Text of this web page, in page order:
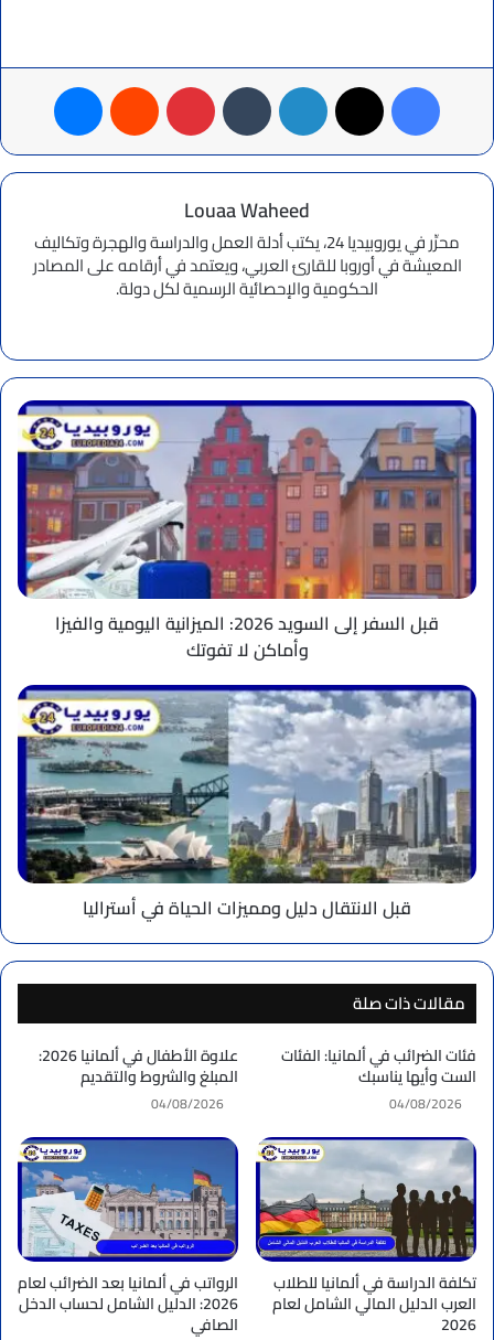
فيسبوك لينكدإن بينتيريست ماسنجر
Louaa Waheed
محرِّر في يوروبيديا 24، يكتب أدلة العمل والدراسة والهجرة وتكاليف
المعيشة في أوروبا للقارئ العربي، ويعتمد في أرقامه على المصادر
الحكومية والإحصائية الرسمية لكل دولة.
قبل
السفر
إلى
السويد
2026:
الميزانية
اليومية
والفيزا
وأماكن
قبل السفر إلى السويد 2026: الميزانية اليومية والفيزا
وأماكن لا تفوتك
قبل
الانتقال
دليل
ومميزات
الحياة
في
أستراليا
قبل الانتقال دليل ومميزات الحياة في أستراليا
مقالات ذات صلة
فئات الضرائب في ألمانيا: الفئات
الست وأيها يناسبك
04/08/2026
علاوة الأطفال في ألمانيا 2026:
المبلغ والشروط والتقديم
04/08/2026
تكلفة الدراسة في ألمانيا للطلاب
العرب الدليل المالي الشامل لعام
2026
الرواتب في ألمانيا بعد الضرائب لعام
2026: الدليل الشامل لحساب الدخل
الصافي